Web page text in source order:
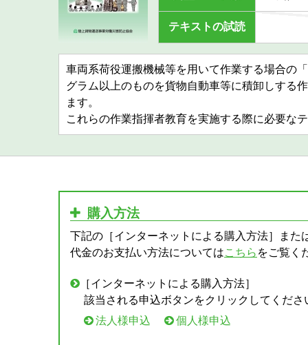
テキストの試読
車両系荷役運搬機械等を用いて作業する場合の
グラム以上のものを貨物自動車等に積卸しする
ます。
これらの作業指揮者教育を実施する際に必要な
購入方法
下記の［インターネットによる購入方法］ま
代金のお支払い方法についてはこちら をご覧く
［インターネットによる購入方法］
該当される申込ボタンをクリックしてくださ
法人様申込
個人様申込